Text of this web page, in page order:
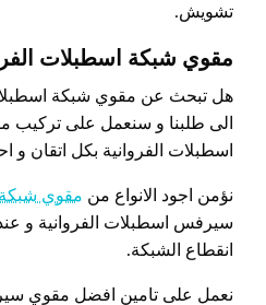
تشويش.
مقوي شبكة اسطبلات
هل تبحث عن مقوي شبكة
الى طلبنا و سنعمل على
اسطبلات الفروانية بكل اتقان و
نؤمن اجود الانواع من مقوي شبكة
سيرفس اسطبلات الفروانية و
انقطاع الشبكة.
نعمل على تامين افضل مقوي